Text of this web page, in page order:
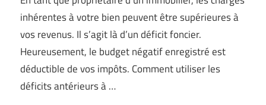
inhérentes à votre bien peuvent être supérieures à
vos revenus. Il s’agit là d’un déficit foncier.
Heureusement, le budget négatif enregistré est
déductible de vos impôts. Comment utiliser les
déficits antérieurs à …